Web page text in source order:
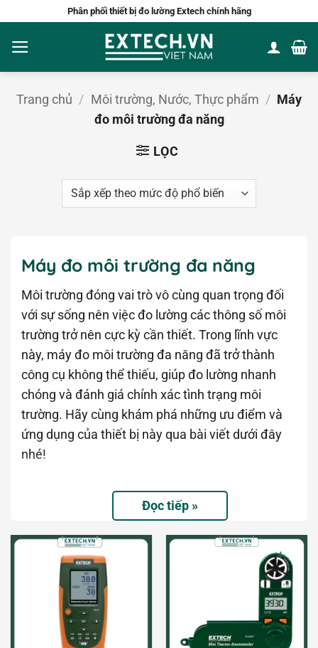
nội
dung
Phân phối thiết bị đo lường Extech chính hãng
Trang chủ / Môi trường, Nước, Thực phẩm /
Máy
đo môi trường đa năng
LỌC
Máy đo môi trường đa năng
Môi trường đóng vai trò vô cùng quan trọng đối
với sự sống nên việc đo lường các thông số môi
trường trở nên cực kỳ cần thiết. Trong lĩnh vực
này, máy đo môi trường đa năng đã trở thành
công cụ không thể thiếu, giúp đo lường nhanh
chóng và đánh giá chính xác tình trạng môi
trường. Hãy cùng khám phá những ưu điểm và
ứng dụng của thiết bị này qua bài viết dưới đây
nhé!
Máy đo môi trường đa năng Extech là
Máy đo môi trường đa năng là thiết bị được tích
hợp nhiều chức năng, chuyên dùng để đo các chỉ
tiêu môi trường như độ ồn, đo ánh sáng, đo nhiệt
độ và đo độ ẩm. Hiện nay, máy đo môi trường
được sử dụng rất phổ biến trong các ngành công
nghiệp, môi trường, phòng thí nghiệm… với thao
Đọc tiếp »